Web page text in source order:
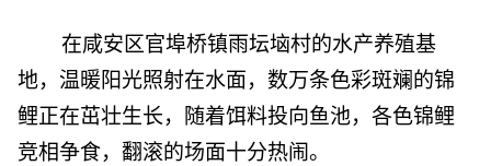
在咸安区官埠桥镇雨坛垴村的水产养殖基
地，温暖阳光照射在水面，数万条色彩斑斓的锦
鲤正在茁壮生长，随着饵料投向鱼池，各色锦鲤
竞相争食，翻滚的场面十分热闹。